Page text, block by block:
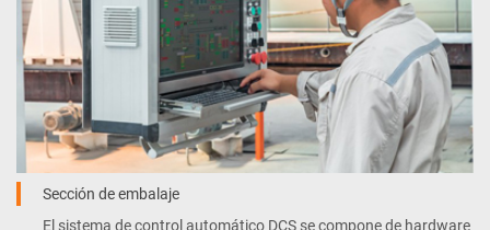
Sección de embalaje
El sistema de control automático DCS se compone de hardware